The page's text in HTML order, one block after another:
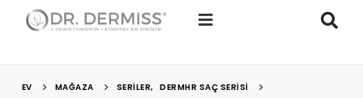
EV MAĞAZA SERİLER,
DERMHR SAÇ SERISI